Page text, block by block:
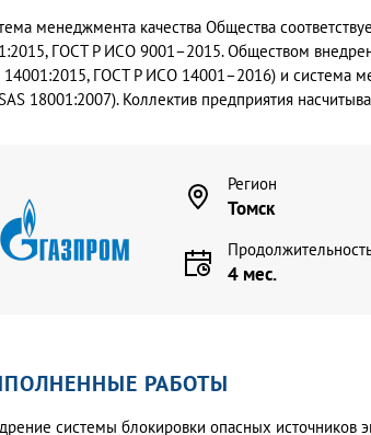
менеджмента качества Общества
ГОСТ Р ИСО 9001–2015. Обществом
14001:2015, ГОСТ Р ИСО 14001–2016) и система
18001:2007). Коллектив предприятия
Регион
Томск
4 мес.
РАБОТЫ
системы блокировки опасных источников